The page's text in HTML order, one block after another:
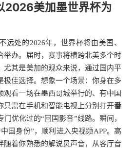
2026美加墨世界杯为
远处的2026年，世界杯将由美国、
举办。届时，赛事将横跨北美多个时
尤其是美加的观众来说，通过国内平
极佳选择。想象一个场景：你身在多
观看一场在墨西哥城举行的、有中国
只需在手机和智能电视上分别打开番
门优化过的“回国影音”线路。瞬间，
国身份”，顺利进入央视频APP。高
随着你熟悉的解说员声音，从客厅音